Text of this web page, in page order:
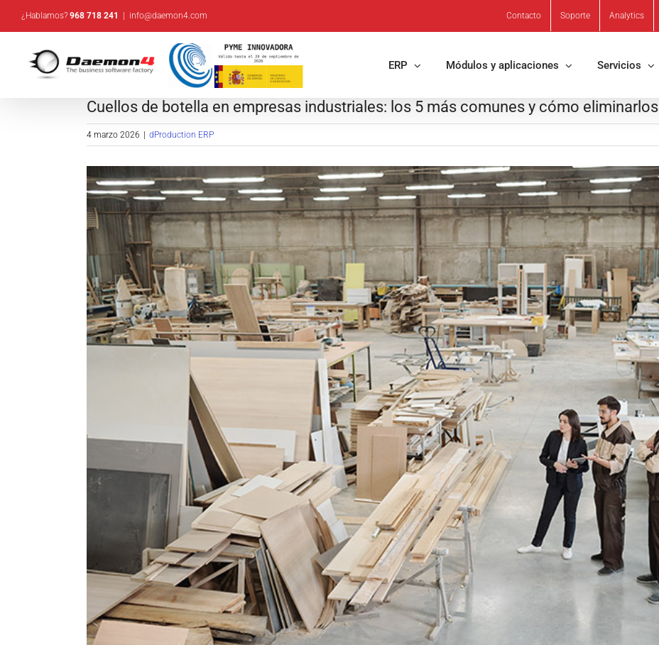
Saltar
al
contenido
¿Hablamos? 968 718 241 info@daemon4.com Contacto Soporte Analytics
ERP Módulos y aplicaciones Servicios
Cuellos de botella en empresas industriales: los 5 más comunes y cómo eliminarlos
4 marzo 2026 dProduction ERP
Ver
imagen
más
grande